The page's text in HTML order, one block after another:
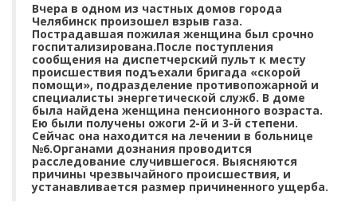
Вчера в одном из частных домов города
Челябинск произошел взрыв газа.
Пострадавшая пожилая женщина был срочно
госпитализирована.После поступления
сообщения на диспетчерский пульт к месту
происшествия подъехали бригада «скорой
помощи», подразделение противопожарной и
специалисты энергетической служб. В доме
была найдена женщина пенсионного возраста.
Ею были получены ожоги 2-й и 3-й степени.
Сейчас она находится на лечении в больнице
№6.Органами дознания проводится
расследование случившегося. Выясняются
причины чрезвычайного происшествия, и
устанавливается размер причиненного ущерба.